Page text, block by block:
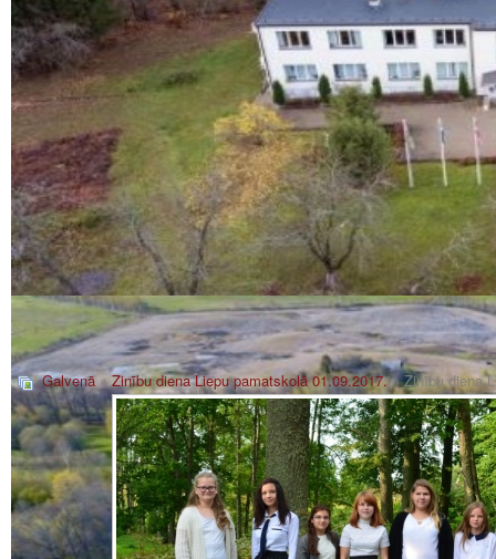
Galvenā»Zinību diena Liepu pamatskolā 01.09.2017.» Zinību diena